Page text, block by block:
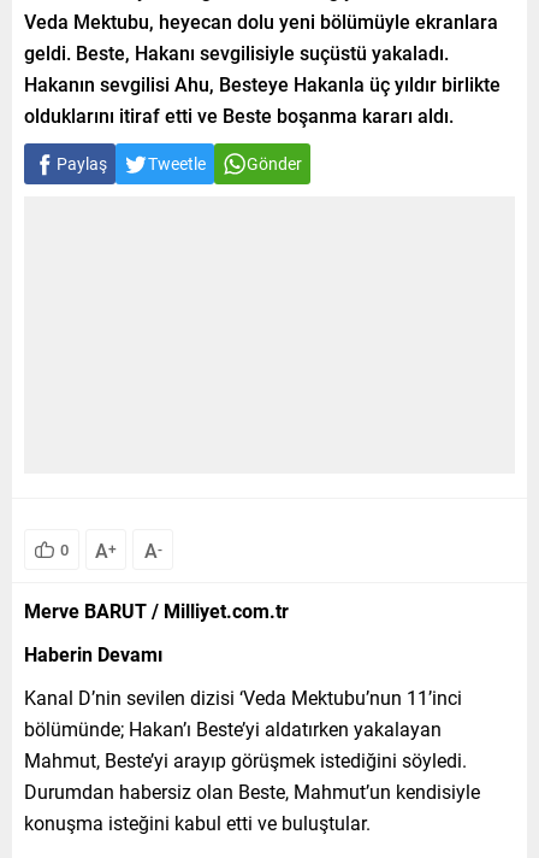
Veda Mektubu, heyecan dolu yeni bölümüyle ekranlara
geldi. Beste, Hakanı sevgilisiyle suçüstü yakaladı.
Hakanın sevgilisi Ahu, Besteye Hakanla üç yıldır birlikte
olduklarını itiraf etti ve Beste boşanma kararı aldı.
Paylaş Tweetle Gönder
0 A+ A-
Merve BARUT / Milliyet.com.tr
Haberin Devamı
Kanal D’nin sevilen dizisi ‘Veda Mektubu’nun 11’inci
bölümünde; Hakan’ı Beste’yi aldatırken yakalayan
Mahmut, Beste’yi arayıp görüşmek istediğini söyledi.
Durumdan habersiz olan Beste, Mahmut’un kendisiyle
konuşma isteğini kabul etti ve buluştular.